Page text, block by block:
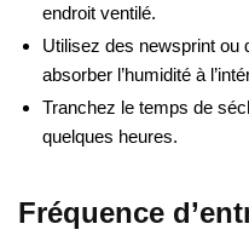
endroit ventilé.
Utilisez des newsprint ou
absorber l’humidité à
Tranchez le temps de
quelques heures.
Fréquence